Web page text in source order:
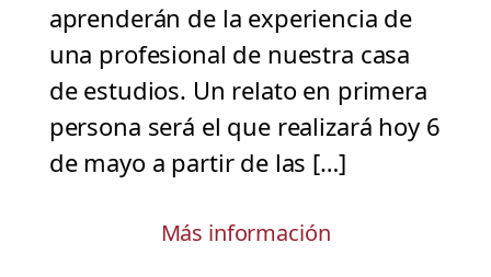
aprenderán de la experiencia de
una profesional de nuestra casa
de estudios. Un relato en primera
persona será el que realizará hoy 6
de mayo a partir de las […]
Más información